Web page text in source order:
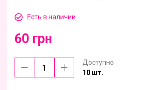
Есть в наличии
60 грн
Доступно
10 шт.